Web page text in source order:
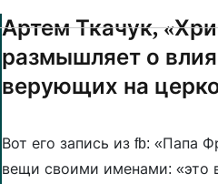
Артем Ткачук,
размышляет о
верующих на
Вот его запись из fb: «Папа
вещи своими именами: «это